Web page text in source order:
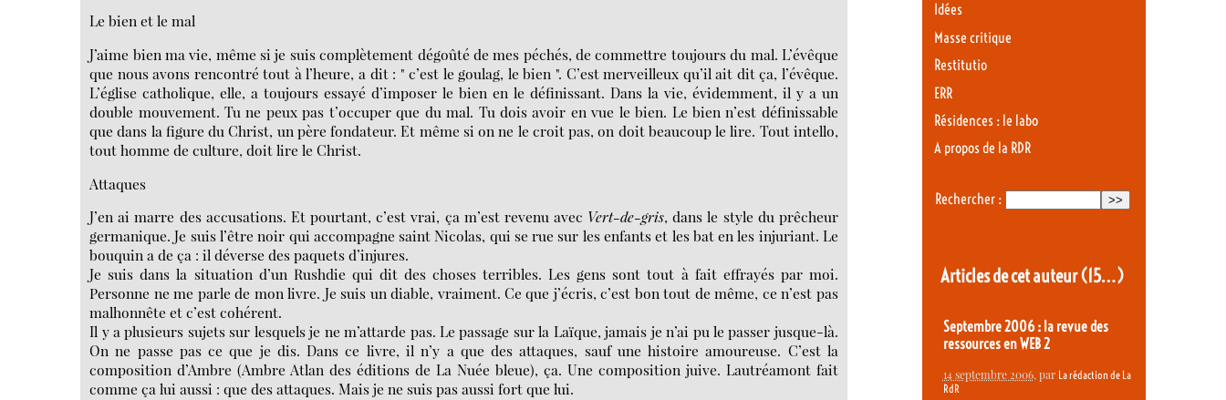
Le bien et le mal
J’aime bien ma vie, même si je suis complètement dégoûté de mes péchés, de commettre toujours du mal. L’évêque
que nous avons rencontré tout à l’heure, a dit : " c’est le goulag, le bien ". C’est merveilleux qu’il ait dit ça, l’évêque.
L’église catholique, elle, a toujours essayé d’imposer le bien en le définissant. Dans la vie, évidemment, il y a un
double mouvement. Tu ne peux pas t’occuper que du mal. Tu dois avoir en vue le bien. Le bien n’est définissable
que dans la figure du Christ, un père fondateur. Et même si on ne le croit pas, on doit beaucoup le lire. Tout intello,
tout homme de culture, doit lire le Christ.
Attaques
J’en ai marre des accusations. Et pourtant, c’est vrai, ça m’est revenu avec Vert-de-gris, dans le style du prêcheur
germanique. Je suis l’être noir qui accompagne saint Nicolas, qui se rue sur les enfants et les bat en les injuriant. Le
bouquin a de ça : il déverse des paquets d’injures.
Je suis dans la situation d’un Rushdie qui dit des choses terribles. Les gens sont tout à fait effrayés par moi.
Personne ne me parle de mon livre. Je suis un diable, vraiment. Ce que j’écris, c’est bon tout de même, ce n’est pas
malhonnête et c’est cohérent.
Il y a plusieurs sujets sur lesquels je ne m’attarde pas. Le passage sur la Laïque, jamais je n’ai pu le passer jusque-là.
On ne passe pas ce que je dis. Dans ce livre, il n’y a que des attaques, sauf une histoire amoureuse. C’est la
composition d’Ambre (Ambre Atlan des éditions de La Nuée bleue), ça. Une composition juive. Lautréamont fait
comme ça lui aussi : que des attaques. Mais je ne suis pas aussi fort que lui.
Idées
Masse critique
Restitutio
ERR
Résidences : le labo
A propos de la RDR
Rechercher :
Articles de cet auteur(15…)
Septembre 2006 : la revue des
ressources en WEB 2
14 septembre 2006, par La rédaction de La
RdR